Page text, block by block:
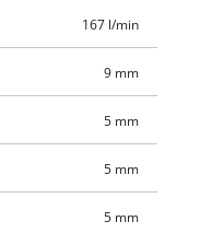
167 l/min
9 mm
5 mm
5 mm
5 mm